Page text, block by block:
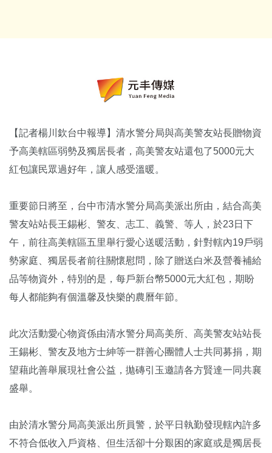
【記者楊川欽台中報導】清水警分局與高美警友站長贈物資
予高美轄區弱勢及獨居長者，高美警友站還包了5000元大
紅包讓民眾過好年，讓人感受溫暖。
重要節日將至，台中市清水警分局高美派出所由，結合高美
警友站站長王錫彬、警友、志工、義警、等人，於23日下
午，前往高美轄區五里舉行愛心送暖活動，針對轄內19戶弱
勢家庭、獨居長者前往關懷慰問，除了贈送白米及營養補給
品等物資外，特別的是，每戶新台幣5000元大紅包，期盼
每人都能夠有個溫馨及快樂的農曆年節。
此次活動愛心物資係由清水警分局高美所、高美警友站站長
王錫彬、警友及地方士紳等一群善心團體人士共同募捐，期
望藉此善舉展現社會公益，拋磚引玉邀請各方賢達一同共襄
盛舉。
由於清水警分局高美派出所員警，於平日執勤發現轄內許多
不符合低收入戶資格、但生活卻十分艱困的家庭或是獨居長